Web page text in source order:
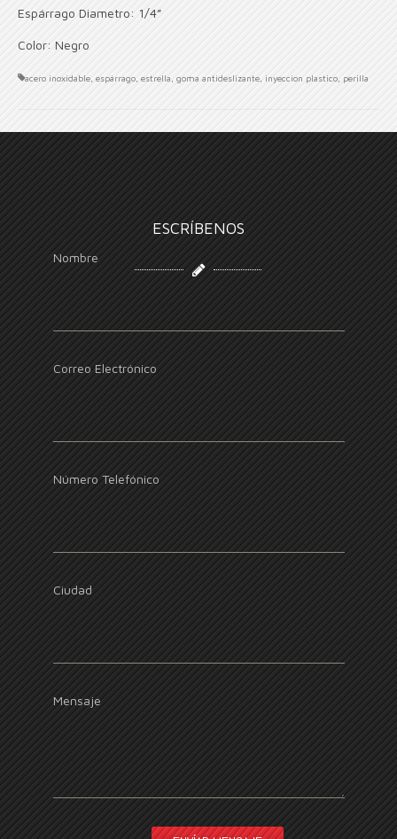
Espárrago Diametro: 1/4”
Color: Negro
acero inoxidable espárrago estrella goma antideslizante inyeccion plastico perilla
ESCRÍBENOS
Nombre
Correo Electrónico
Número Telefónico
Ciudad
Mensaje